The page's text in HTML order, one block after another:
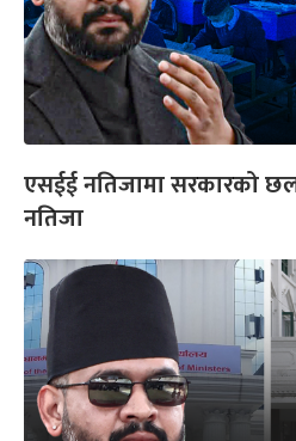
एसईई नतिजामा सरकारको
नतिजा